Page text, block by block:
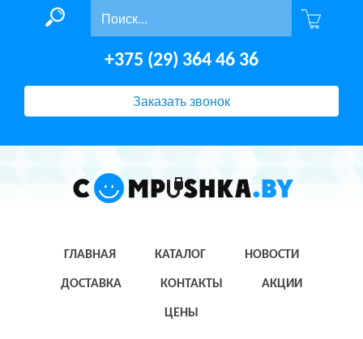
+375 (29) 364 46 36
Заказать звонок
ГЛАВНАЯ КАТАЛОГ НОВОСТИ
ДОСТАВКА КОНТАКТЫ АКЦИИ
ЦЕНЫ